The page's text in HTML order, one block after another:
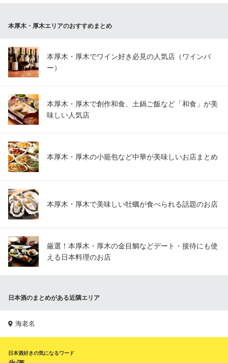
本厚木・厚木エリアのおすすめまとめ
本厚木・厚木でワイン好き必見の人気店（ワインバ
ー）
本厚木・厚木で創作和食、土鍋ご飯など「和食」が美
味しい人気店
本厚木・厚木の小籠包など中華が美味しいお店まとめ
本厚木・厚木で美味しい牡蠣が食べられる話題のお店
厳選！本厚木・厚木の金目鯛などデート・接待にも使
える日本料理のお店
日本酒のまとめがある近隣エリア
海老名
日本酒好きの気になるワード